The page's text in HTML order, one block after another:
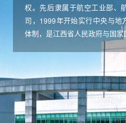
权。先后隶属于航空工业部、
司，1999年开始实行中央与地
体制，是江西省人民政府与国家